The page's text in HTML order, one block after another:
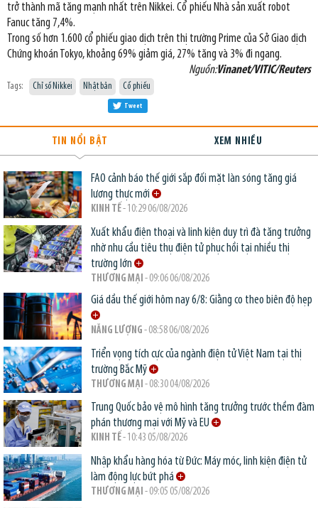
trở thành mã tăng mạnh nhất trên Nikkei. Cổ phiếu Nhà sản xuất robot
Fanuc tăng 7,4%.
Trong số hơn 1.600 cổ phiếu giao dịch trên thị trường Prime của Sở Giao dịch
Chứng khoán Tokyo, khoảng 69% giảm giá, 27% tăng và 3% đi ngang.
Nguồn:Vinanet/VITIC/Reuters
Tags: Chỉ số Nikkei Nhật bản Cổ phiếu
Tweet
TIN NỔI BẬT XEM NHIỀU
FAO cảnh báo thế giới sắp đối mặt làn sóng tăng giá
lương thực mới
KINH TẾ- 10:29 06/08/2026
Xuất khẩu điện thoại và linh kiện duy trì đà tăng trưởng
nhờ nhu cầu tiêu thụ điện tử phục hồi tại nhiều thị
trường lớn
THƯƠNG MẠI - 09:06 06/08/2026
Giá dầu thế giới hôm nay 6/8: Giằng co theo biên độ hẹp
NĂNG LƯỢNG - 08:58 06/08/2026
Triển vọng tích cực của ngành điện tử Việt Nam tại thị
trường Bắc Mỹ
THƯƠNG MẠI - 08:30 04/08/2026
Trung Quốc bảo vệ mô hình tăng trưởng trước thềm đàm
phán thương mại với Mỹ và EU
KINH TẾ- 10:43 05/08/2026
Nhập khẩu hàng hóa từ Đức: Máy móc, linh kiện điện tử
làm động lực bứt phá
THƯƠNG MẠI - 09:05 05/08/2026